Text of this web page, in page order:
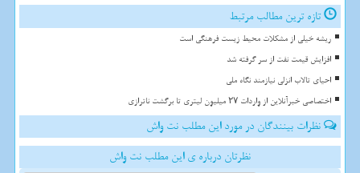
تازه ترین مطالب مرتبط
ریشه خیلی از مشکلات محیط زیست فرهنگی است
افزایش قیمت نفت از سر گرفته شد
احیای تالاب انزلی نیازمند نگاه ملی
اختصاصی خبرآنلاین از واردات ۲۷ میلیون لیتری تا برگشت ناترازی
نظرات بینندگان در مورد این مطلب نت واش
نظرتان درباره ی این مطلب نت واش